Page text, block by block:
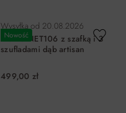
Nowość
Wysyłka od 20.08.2026
Biurko NET106 z szafką i 3
szufladami dąb artisan
499,00 zł